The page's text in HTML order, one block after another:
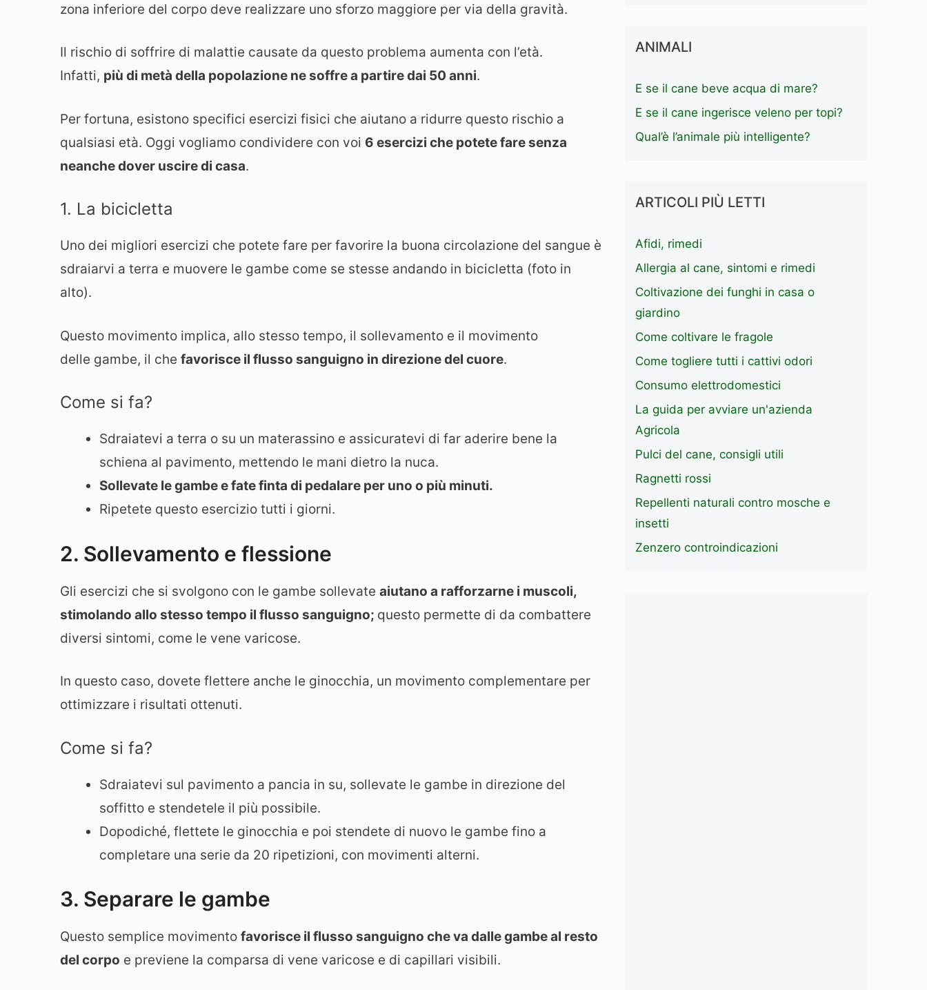
zona inferiore del corpo deve realizzare uno sforzo maggiore per via della gravità.
Il rischio di soffrire di malattie causate da questo problema aumenta con l’età.
Infatti, più di metà della popolazione ne soffre a partire dai 50 anni.
Per fortuna, esistono specifici esercizi fisici che aiutano a ridurre questo rischio a
qualsiasi età. Oggi vogliamo condividere con voi 6 esercizi che potete fare senza
neanche dover uscire di casa.
1. La bicicletta
Uno dei migliori esercizi che potete fare per favorire la buona circolazione del sangue è
sdraiarvi a terra e muovere le gambe come se stesse andando in bicicletta (foto in
alto).
Questo movimento implica, allo stesso tempo, il sollevamento e il movimento
delle gambe, il che favorisce il flusso sanguigno in direzione del cuore.
Come si fa?
Sdraiatevi a terra o su un materassino e assicuratevi di far aderire bene la
schiena al pavimento, mettendo le mani dietro la nuca.
Sollevate le gambe e fate finta di pedalare per uno o più minuti.
Ripetete questo esercizio tutti i giorni.
2. Sollevamento e flessione
Gli esercizi che si svolgono con le gambe sollevate aiutano a rafforzarne i muscoli,
stimolando allo stesso tempo il flusso sanguigno; questo permette di da combattere
diversi sintomi, come le vene varicose.
In questo caso, dovete flettere anche le ginocchia, un movimento complementare per
ottimizzare i risultati ottenuti.
Come si fa?
Sdraiatevi sul pavimento a pancia in su, sollevate le gambe in direzione del
soffitto e stendetele il più possibile.
Dopodiché, flettete le ginocchia e poi stendete di nuovo le gambe fino a
completare una serie da 20 ripetizioni, con movimenti alterni.
3. Separare le gambe
Questo semplice movimento favorisce il flusso sanguigno che va dalle gambe al resto
del corpo e previene la comparsa di vene varicose e di capillari visibili.
ANIMALI
E se il cane beve acqua di mare?
E se il cane ingerisce veleno per topi?
Qual’è l’animale più intelligente?
ARTICOLI PIÙ LETTI
Afidi, rimedi
Allergia al cane, sintomi e rimedi
Coltivazione dei funghi in casa o
giardino
Come coltivare le fragole
Come togliere tutti i cattivi odori
Consumo elettrodomestici
La guida per avviare un'azienda
Agricola
Pulci del cane, consigli utili
Ragnetti rossi
Repellenti naturali contro mosche e
insetti
Zenzero controindicazioni